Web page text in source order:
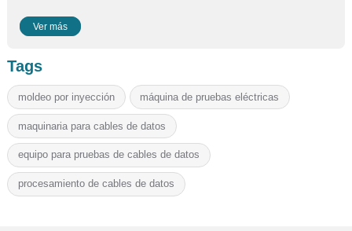
Ver más
Tags
moldeo por inyección máquina de pruebas eléctricas
maquinaria para cables de datos
equipo para pruebas de cables de datos
procesamiento de cables de datos